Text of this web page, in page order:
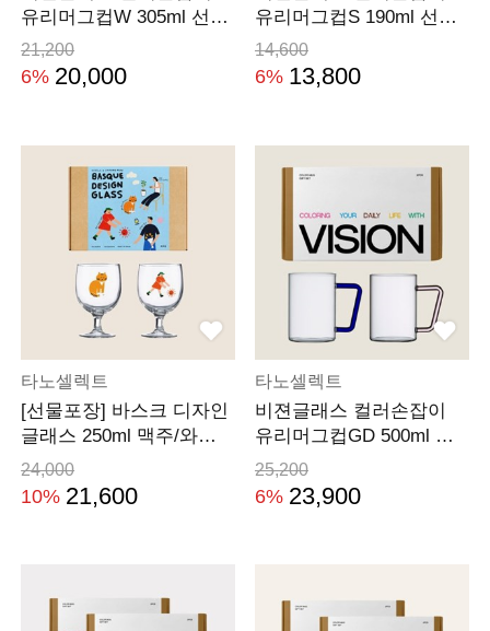
유리머그컵W 305ml 선물
세트(2P)
21,200
6% 20,000
유리머그컵S 190ml 선물
세트(2P)
14,600
6% 13,800
타노셀렉트
[선물포장] 바스크 디자인
글래스 250ml 맥주/와인
잔 2P세트
24,000
10% 21,600
타노셀렉트
비젼글래스 컬러손잡이
유리머그컵GD 500ml 선
물세트(2P)
25,200
6% 23,900